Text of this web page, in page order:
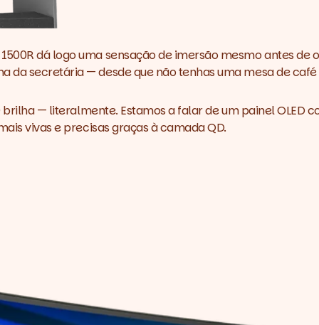
dá logo uma sensação de imersão mesmo antes
da secretária — desde que não tenhas uma mesa de
brilha — literalmente. Estamos a falar de um painel OLED
vivas e precisas graças à camada QD.